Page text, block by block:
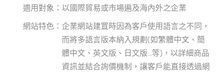
以國際貿易或市場遍及海內外之企業
企業網站建罝時因為客戶使用語言之不同，
而將多語言版本納入規劃(如繁體中文、簡
體中文、英文版、日文版…等)，以詳細商品
資訊並結合詢價機制，讓客戶能直接透過網